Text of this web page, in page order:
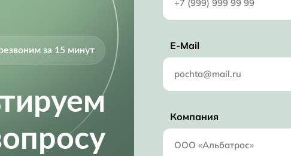
за 15 минут E-Mail
Компания